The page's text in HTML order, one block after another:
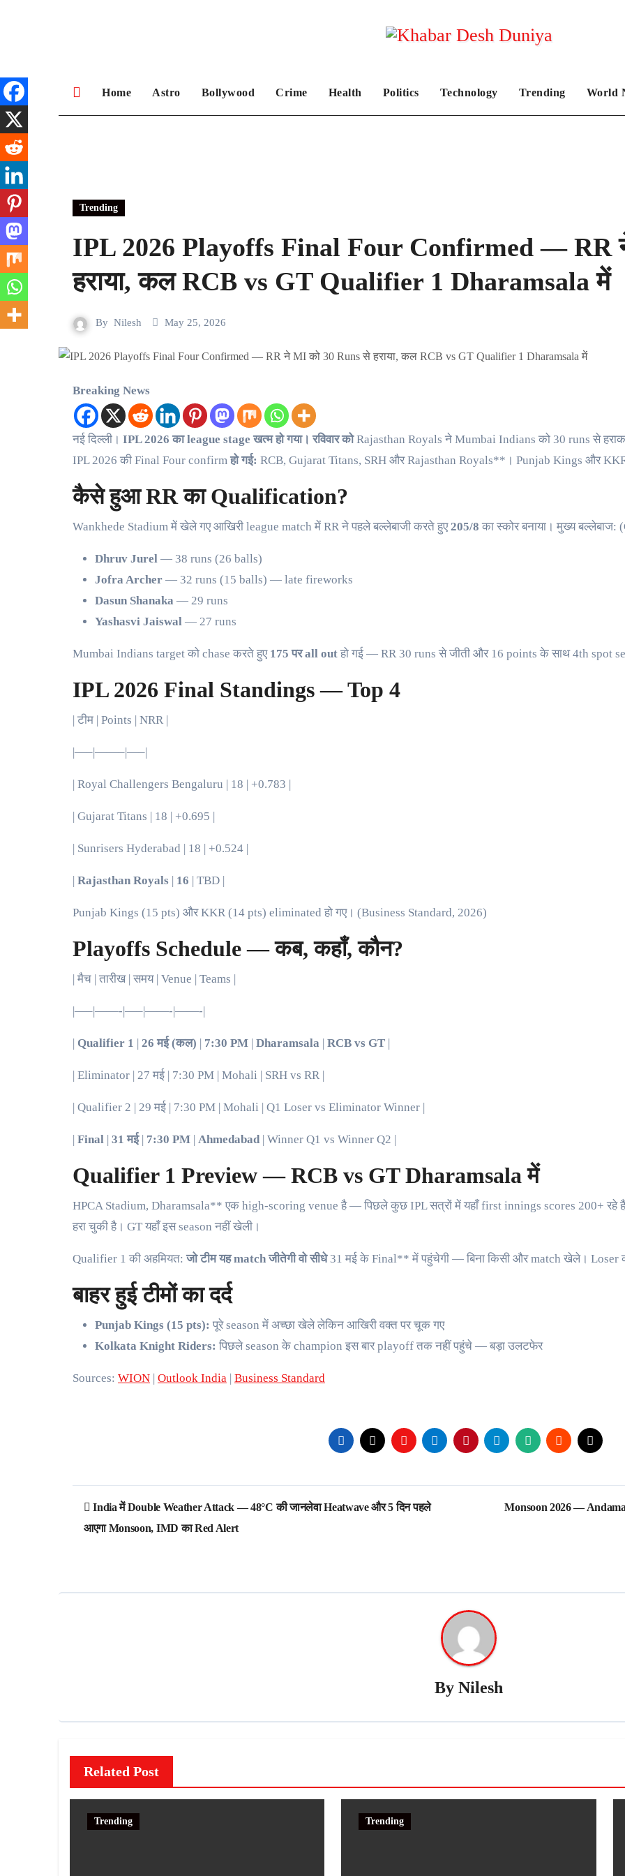
Home Astro Bollywood Crime Health Politics Technology Trending World
Trending
IPL 2026 Playoffs Final Four Confirmed — RR
हराया, कल RCB vs GT Qualifier 1 Dharamsala में
By Nilesh May 25, 2026
Breaking News
नई दिल्ली। IPL 2026 का league stage खत्म हो गया। रविवार कोRajasthan Royals ने Mumbai Indians को 30 runs से
IPL 2026 की Final Four confirmहो गई: RCB, Gujarat Titans, SRH और Rajasthan Royals**। Punjab Kings और
कैसे हुआ RR का Qualification?
Wankhede Stadium में खेले गए आखिरी league match में RR ने पहले बल्लेबाजी करते हुए205/8 का स्कोर बनाया। मुख्य
Dhruv Jurel — 38 runs (26 balls)
Jofra Archer — 32 runs (15 balls) — late fireworks
Dasun Shanaka — 29 runs
Yashasvi Jaiswal — 27 runs
Mumbai Indians target को chase करते हुए 175 पर all out हो गई — RR 30 runs से जीती और 16 points के साथ 4th spot
IPL 2026 Final Standings — Top 4
| टीम | Points | NRR |
|—–|——–|—–|
| Royal Challengers Bengaluru | 18 | +0.783 |
| Gujarat Titans | 18 | +0.695 |
| Sunrisers Hyderabad | 18 | +0.524 |
Rajasthan Royals 16 | TBD |
Punjab Kings (15 pts) और KKR (14 pts) eliminated हो गए। (Business Standard, 2026)
Playoffs Schedule — कब, कहाँ, कौन?
| मैच | तारीख | समय | Venue | Teams |
|—–|——-|—–|——-|——-|
Qualifier 1 26 मई (कल) 7:30 PM Dharamsala RCB vs GT
| Eliminator | 27 मई | 7:30 PM | Mohali | SRH vs RR |
| Qualifier 2 | 29 मई | 7:30 PM | Mohali | Q1 Loser vs Eliminator Winner |
Final 31 मई| 7:30 PM Ahmedabad | Winner Q1 vs Winner Q2 |
Qualifier 1 Preview — RCB vs GT Dharamsala में
HPCA Stadium, Dharamsala** एक high-scoring venue है — पिछले कुछ IPL सत्रों में यहाँ first innings scores 200+ रहे
हरा चुकी है। GT यहाँ इस season नहीं खेली।
Qualifier 1 की अहमियत: जो टीम यह match जीतेगी वो सीधे31 मई के Final** में पहुंचेगी — बिना किसी और match खेले। Loser
बाहर हुई टीमों का दर्द
Punjab Kings (15 pts): पूरे season में अच्छा खेले लेकिन आखिरी वक्त पर चूक गए
Kolkata Knight Riders: पिछले season के champion इस बार playoff तक नहीं पहुंचे — बड़ा उलटफेर
Sources: WION Outlook India Business Standard
Post
navigation
India में Double Weather Attack — 48°C की जानलेवा Heatwave और 5 दिन पहले
आएगा Monsoon, IMD का Red Alert
Monsoon 2026 —
By Nilesh
Related Post
Trending Trending